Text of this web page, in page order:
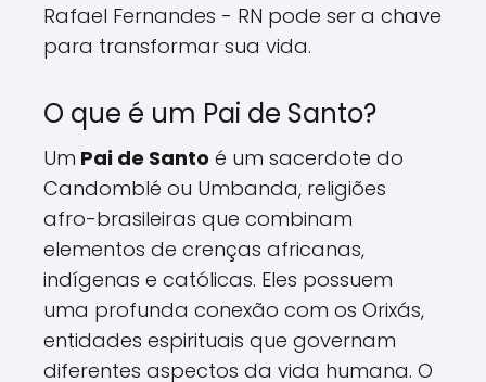
Rafael Fernandes - RN pode ser a chave
para transformar sua vida.
O que é um Pai de Santo?
Um Pai de Santo é um sacerdote do
Candomblé ou Umbanda, religiões
afro-brasileiras que combinam
elementos de crenças africanas,
indígenas e católicas. Eles possuem
uma profunda conexão com os Orixás,
entidades espirituais que governam
diferentes aspectos da vida humana. O